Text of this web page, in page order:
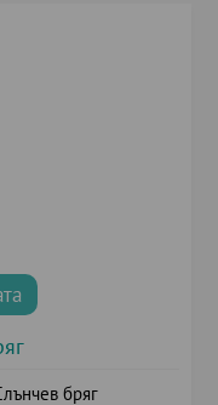
бряг